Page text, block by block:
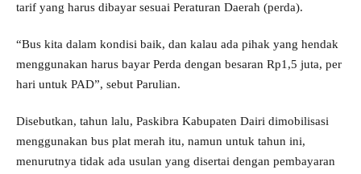
tarif yang harus dibayar sesuai Peraturan Daerah (perda).
“Bus kita dalam kondisi baik, dan kalau ada pihak yang hendak
menggunakan harus bayar Perda dengan besaran Rp1,5 juta, per
hari untuk PAD”, sebut Parulian.
Disebutkan, tahun lalu, Paskibra Kabupaten Dairi dimobilisasi
menggunakan bus plat merah itu, namun untuk tahun ini,
menurutnya tidak ada usulan yang disertai dengan pembayaran